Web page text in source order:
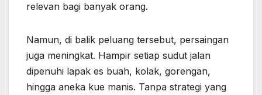
relevan bagi banyak orang.
Namun, di balik peluang tersebut, persaingan
juga meningkat. Hampir setiap sudut jalan
dipenuhi lapak es buah, kolak, gorengan,
hingga aneka kue manis. Tanpa strategi yang